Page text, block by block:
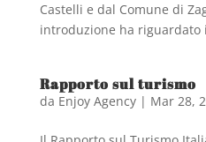
Castelli e dal Comune di
introduzione ha riguardato
Rapporto sul turismo
da Enjoy Agency| Mar 28,